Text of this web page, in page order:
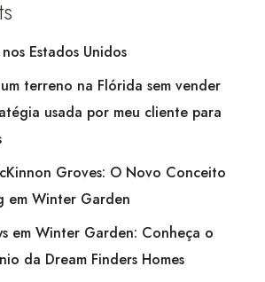
Estados Unidos
terreno na Flórida sem vender
usada por meu cliente para
Groves: O Novo Conceito
em Winter Garden
em Winter Garden: Conheça o
da Dream Finders Homes